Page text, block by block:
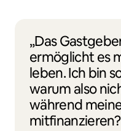
„Das
ermöglicht es
leben. Ich bin
warum also
während
mitfinanzieren?